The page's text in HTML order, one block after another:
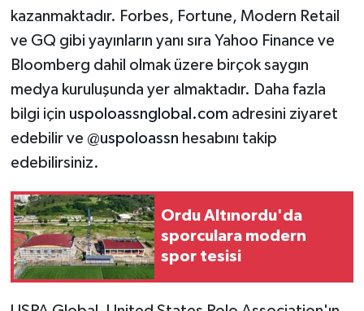
kazanmaktadır. Forbes, Fortune, Modern Retail
ve GQ gibi yayınların yanı sıra Yahoo Finance ve
Bloomberg dahil olmak üzere birçok saygın
medya kuruluşunda yer almaktadır. Daha fazla
bilgi için uspoloassnglobal.com adresini ziyaret
edebilir ve @uspoloassn hesabını takip
edebilirsiniz.
Ordu Altınordu'da
sporculara modern
spor tesisi